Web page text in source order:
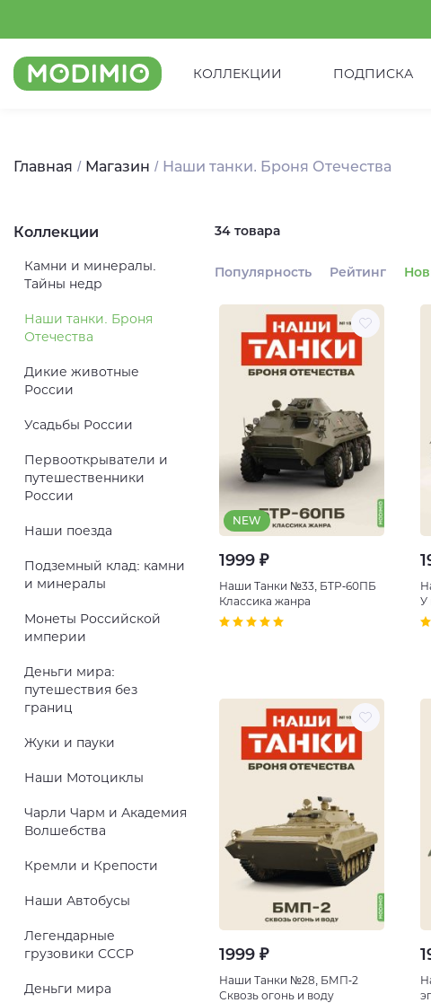
КОЛЛЕКЦИИ ПОДПИСКА
Главная Магазин Наши танки. Броня Отечества
Коллекции
Камни и минералы.
Тайны недр
Наши танки. Броня
Отечества
Дикие животные
России
Усадьбы России
Первооткрыватели и
путешественники
России
Наши поезда
Подземный клад: камни
и минералы
Монеты Российской
империи
Деньги мира:
путешествия без
границ
Жуки и пауки
Наши Мотоциклы
Чарли Чарм и Академия
Волшебства
Кремли и Крепости
Наши Автобусы
Легендарные
грузовики СССР
Деньги мира
34 товара
Популярность Рейтинг
NEW
1999 ₽
Наши Танки №33, БТР-60ПБ
Классика жанра
У
1999 ₽
Наши Танки №28, БМП-2
Сквозь огонь и воду